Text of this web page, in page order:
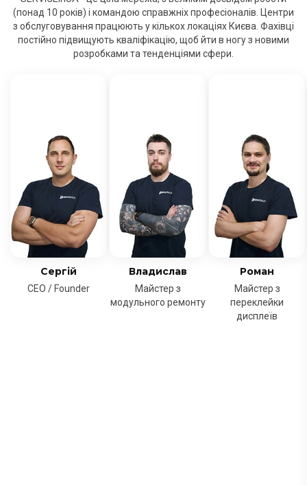
(понад 10 років) і командою справжніх професіоналів. Центри
з обслуговування працюють у кількох локаціях Києва. Фахівці
постійно підвищують кваліфікацію, щоб йти в ногу з новими
розробками та тенденціями сфери.
Сергій
CEO / Founder
Владислав
Майстер з
модульного ремонту
Роман
Майстер з
переклейки
дисплеїв